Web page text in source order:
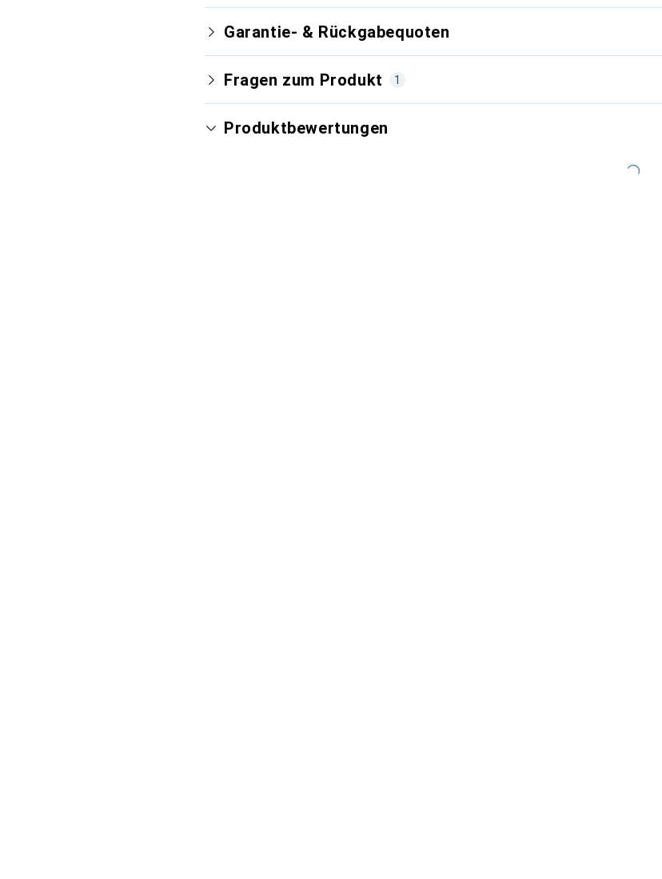
Garantie- & Rückgabequoten
Fragen zum Produkt 1
Produktbewertungen